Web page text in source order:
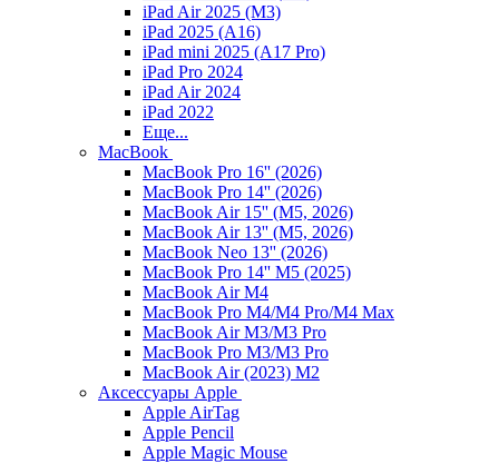
iPad Air 2025 (M3)
iPad 2025 (A16)
iPad mini 2025 (A17 Pro)
iPad Pro 2024
iPad Air 2024
iPad 2022
Еще...
MacBook
MacBook Pro 16'' (2026)
MacBook Pro 14'' (2026)
MacBook Air 15'' (M5, 2026)
MacBook Air 13'' (M5, 2026)
MacBook Neo 13'' (2026)
MacBook Pro 14'' M5 (2025)
MacBook Air M4
MacBook Pro M4/M4 Pro/M4 Max
MacBook Air M3/M3 Pro
MacBook Pro M3/M3 Pro
MacBook Air (2023) M2
Аксессуары Apple
Apple AirTag
Apple Pencil
Apple Magic Mouse